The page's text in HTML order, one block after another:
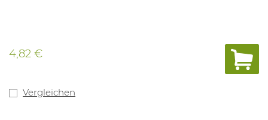
4,82 €
Vergleichen